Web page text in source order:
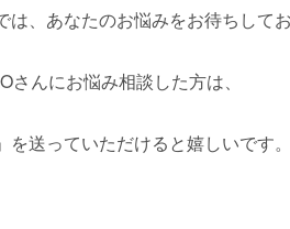
は、あなたのお悩みをお待ちして
さんにお悩み相談した方は、
を送っていただけると嬉しいです